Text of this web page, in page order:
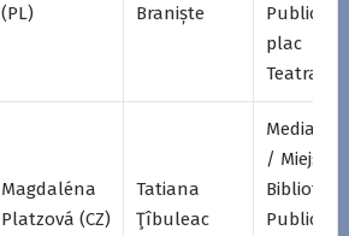
(PL)
Braniște
plac
Teatralny
Magdaléna
Platzová (CZ)
Tatiana
Ţîbuleac
/ Miejska
Biblioteka